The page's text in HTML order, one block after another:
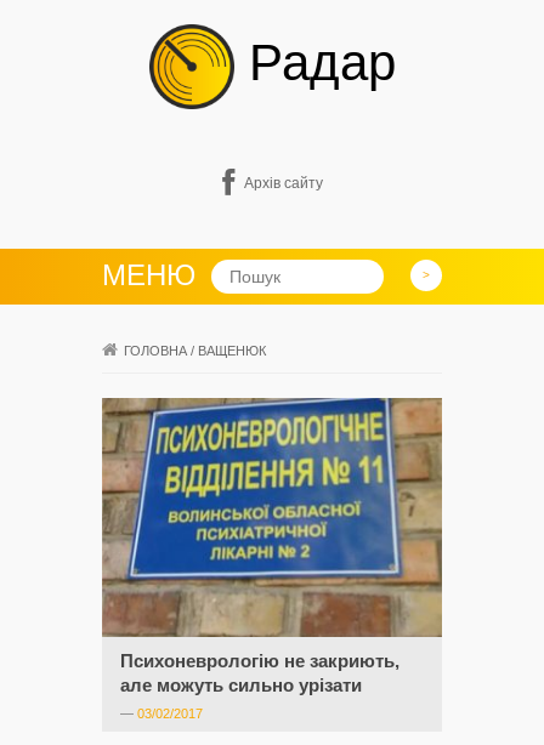
Радар
Архів сайту
МЕНЮ
ГОЛОВНА / ВАЩЕНЮК
Психоневрологію не закриють,
але можуть сильно урізати
— 03/02/2017